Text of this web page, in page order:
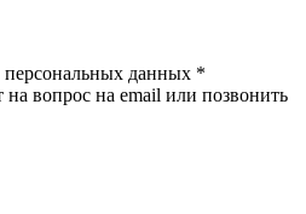
персональных данных *
вопрос на email или позвонить